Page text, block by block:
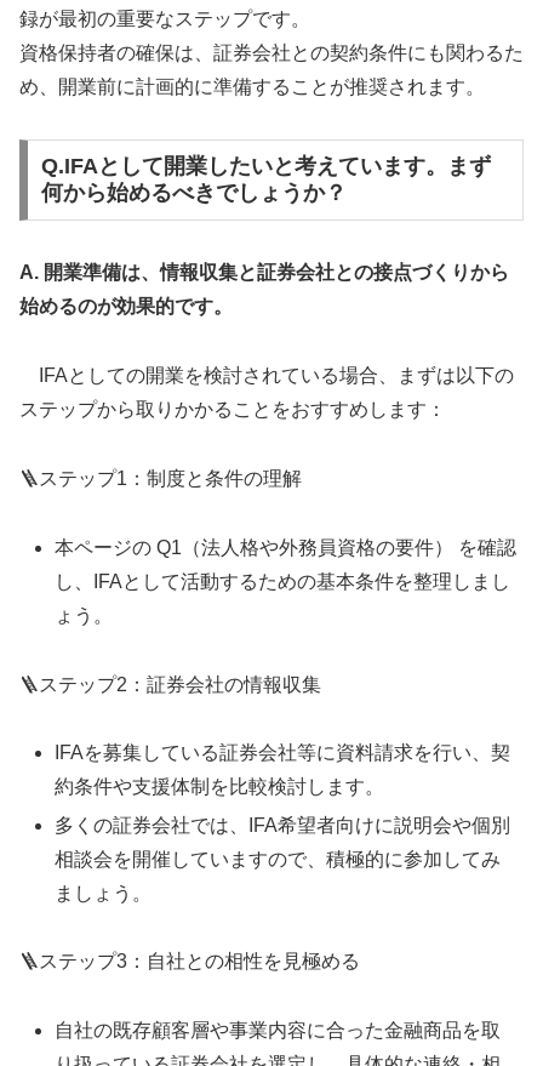
録が最初の重要なステップです。
資格保持者の確保は、証券会社との契約条件にも関わるた
め、開業前に計画的に準備することが推奨されます。
Q.IFAとして開業したいと考えています。まず
何から始めるべきでしょうか？
A. 開業準備は、情報収集と証券会社との接点づくりから
始めるのが効果的です。
IFAとしての開業を検討されている場合、まずは以下の
ステップから取りかかることをおすすめします：
🪜ステップ1：制度と条件の理解
本ページの Q1（法人格や外務員資格の要件） を確認
し、IFAとして活動するための基本条件を整理しまし
ょう。
🪜ステップ2：証券会社の情報収集
IFAを募集している証券会社等に資料請求を行い、契
約条件や支援体制を比較検討します。
多くの証券会社では、IFA希望者向けに説明会や個別
相談会を開催していますので、積極的に参加してみ
ましょう。
🪜ステップ3：自社との相性を見極める
自社の既存顧客層や事業内容に合った金融商品を取